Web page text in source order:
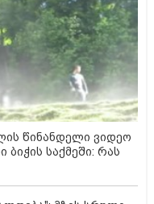
წინანდელი ვიდეო
საქმეში: რას